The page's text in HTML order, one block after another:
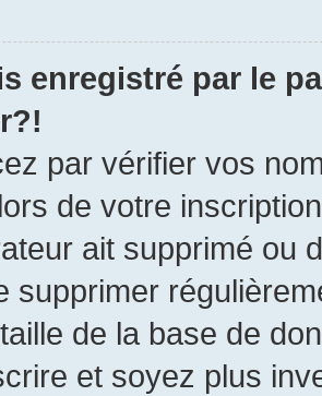
enregistré par le
par vérifier vos
de votre
ait supprimé ou
supprimer
de la base de
et soyez plus